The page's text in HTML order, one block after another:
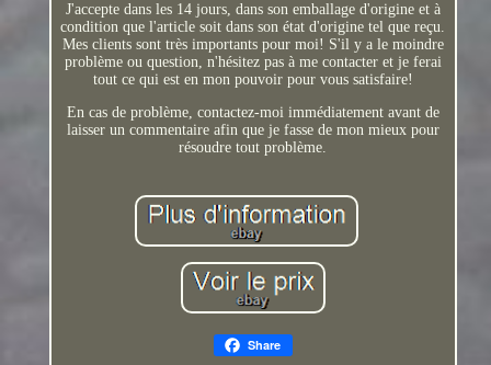
J'accepte dans les 14 jours, dans son emballage d'origine et à
condition que l'article soit dans son état d'origine tel que reçu.
Mes clients sont très importants pour moi! S'il y a le moindre
problème ou question, n'hésitez pas à me contacter et je ferai
tout ce qui est en mon pouvoir pour vous satisfaire!
En cas de problème, contactez-moi immédiatement avant de
laisser un commentaire afin que je fasse de mon mieux pour
résoudre tout problème.
Share